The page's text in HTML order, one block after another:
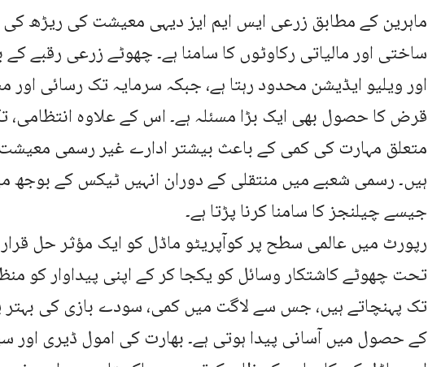
ماہرین کے مطابق زرعی ایس ایم ایز دیہی معیشت کی ریڑھ کی
ساختی اور مالیاتی رکاوٹوں کا سامنا ہے۔ چھوٹے زرعی رقبے
اور ویلیو ایڈیشن محدود رہتا ہے، جبکہ سرمایہ تک رسائی
قرض کا حصول بھی ایک بڑا مسئلہ ہے۔ اس کے علاوہ
متعلق مہارت کی کمی کے باعث بیشتر ادارے غیر رسمی
ہیں۔ رسمی شعبے میں منتقلی کے دوران انہیں ٹیکس کے بوجھ
جیسے چیلنجز کا سامنا کرنا پڑتا ہے۔
رپورٹ میں عالمی سطح پر کوآپریٹو ماڈل کو ایک مؤثر حل
تحت چھوٹے کاشتکار وسائل کو یکجا کر کے اپنی پیداوار کو
تک پہنچاتے ہیں، جس سے لاگت میں کمی، سودے بازی کی بہتر
کے حصول میں آسانی پیدا ہوتی ہے۔ بھارت کی امول ڈیری اور